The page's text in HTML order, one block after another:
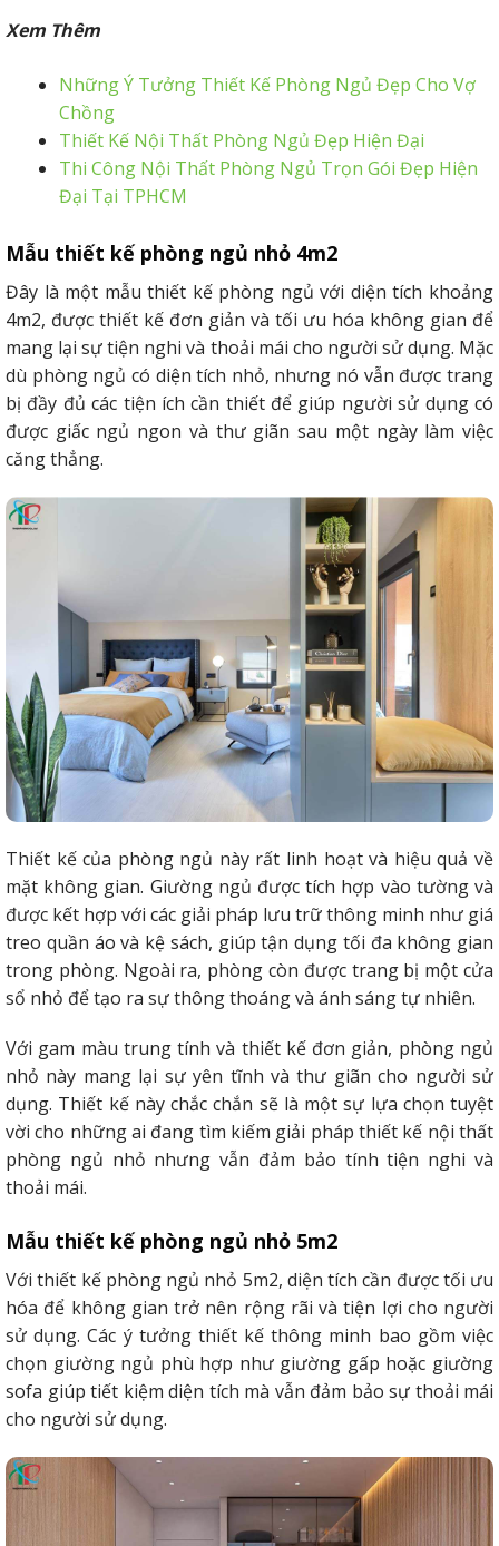
Xem Thêm
Những Ý Tưởng Thiết Kế Phòng Ngủ Đẹp Cho Vợ
Chồng
Thiết Kế Nội Thất Phòng Ngủ Đẹp Hiện Đại
Thi Công Nội Thất Phòng Ngủ Trọn Gói Đẹp Hiện
Đại Tại TPHCM
Mẫu thiết kế phòng ngủ nhỏ 4m2
Đây là một mẫu thiết kế phòng ngủ với diện tích khoảng
4m2, được thiết kế đơn giản và tối ưu hóa không gian để
mang lại sự tiện nghi và thoải mái cho người sử dụng. Mặc
dù phòng ngủ có diện tích nhỏ, nhưng nó vẫn được trang
bị đầy đủ các tiện ích cần thiết để giúp người sử dụng có
được giấc ngủ ngon và thư giãn sau một ngày làm việc
căng thẳng.
Thiết kế của phòng ngủ này rất linh hoạt và hiệu quả về
mặt không gian. Giường ngủ được tích hợp vào tường và
được kết hợp với các giải pháp lưu trữ thông minh như giá
treo quần áo và kệ sách, giúp tận dụng tối đa không gian
trong phòng. Ngoài ra, phòng còn được trang bị một cửa
sổ nhỏ để tạo ra sự thông thoáng và ánh sáng tự nhiên.
Với gam màu trung tính và thiết kế đơn giản, phòng ngủ
nhỏ này mang lại sự yên tĩnh và thư giãn cho người sử
dụng. Thiết kế này chắc chắn sẽ là một sự lựa chọn tuyệt
vời cho những ai đang tìm kiếm giải pháp thiết kế nội thất
phòng ngủ nhỏ nhưng vẫn đảm bảo tính tiện nghi và
thoải mái.
Mẫu thiết kế phòng ngủ nhỏ 5m2
Với thiết kế phòng ngủ nhỏ 5m2, diện tích cần được tối ưu
hóa để không gian trở nên rộng rãi và tiện lợi cho người
sử dụng. Các ý tưởng thiết kế thông minh bao gồm việc
chọn giường ngủ phù hợp như giường gấp hoặc giường
sofa giúp tiết kiệm diện tích mà vẫn đảm bảo sự thoải mái
cho người sử dụng.